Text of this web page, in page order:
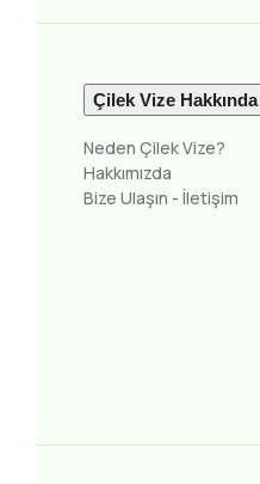
Çilek Vize Hakkında
Neden Çilek Vize?
Hakkımızda
Bize Ulaşın - İletişim